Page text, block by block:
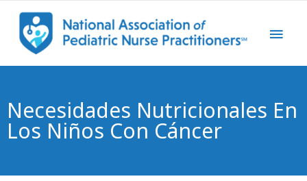
Necesidades Nutricionales En
Los Niños Con Cáncer